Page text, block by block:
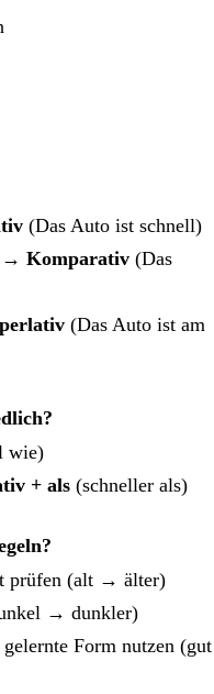
(Das Auto ist schnell)
→ Komparativ (Das
(Das Auto ist am
wie)
+ als (schneller als)
prüfen (alt → älter)
→ dunkler)
Form nutzen (gut